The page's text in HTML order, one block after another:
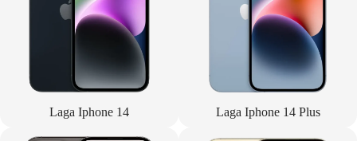
Laga Iphone 14 Laga Iphone 14 Plus